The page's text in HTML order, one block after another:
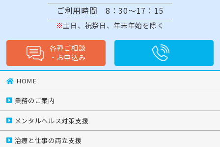
ご利用時間 8：30～17：15
土日、祝祭日、年末年始を除く
各種ご相談
・ お申込み
HOME
業務のご案内
メンタルヘルス対策支援
治療と仕事の両立支援